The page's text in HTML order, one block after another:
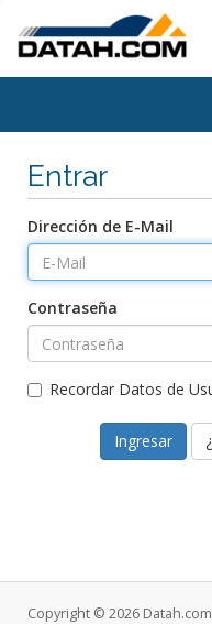
Entrar
Dirección de E-Mail
Contraseña
Recordar Datos de
Copyright © 2026